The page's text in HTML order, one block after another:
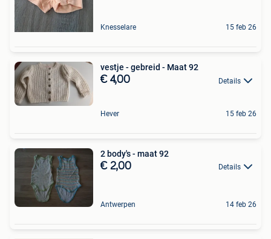
Knesselare 15 feb 26
vestje - gebreid - Maat 92
€ 4,00 Details
Hever 15 feb 26
2 body's - maat 92
€ 2,00 Details
Antwerpen 14 feb 26